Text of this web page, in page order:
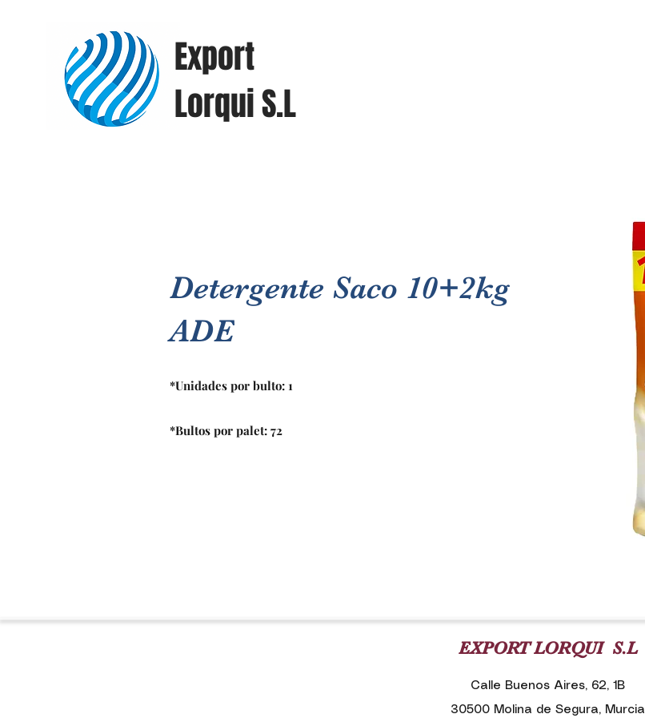
Export
Lorqui S.L
Detergente Saco 10+2kg
ADE
*Unidades por bulto: 1
*Bultos por palet: 72
EXPORT LORQUI S.L
Calle Buenos Aires, 62, 1B
30500 Molina de Segura, Murcia